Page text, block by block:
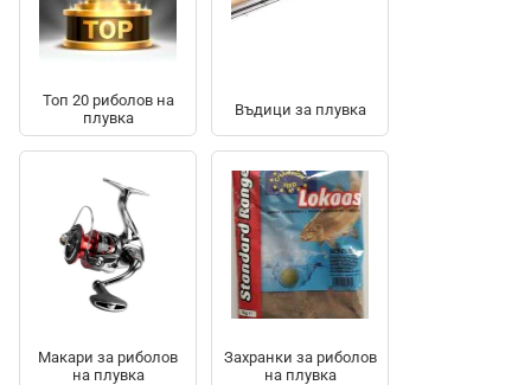
Топ 20 риболов на
плувка
Въдици за плувка
Макари за риболов
на плувка
Захранки за риболов
на плувка